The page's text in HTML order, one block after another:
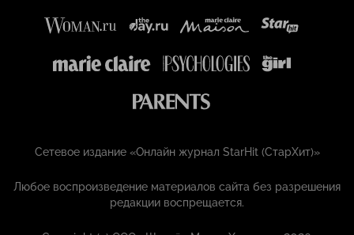
Сетевое издание «Онлайн журнал StarHit (СтарХит)»
Любое воспроизведение материалов сайта без разрешения
редакции воспрещается.